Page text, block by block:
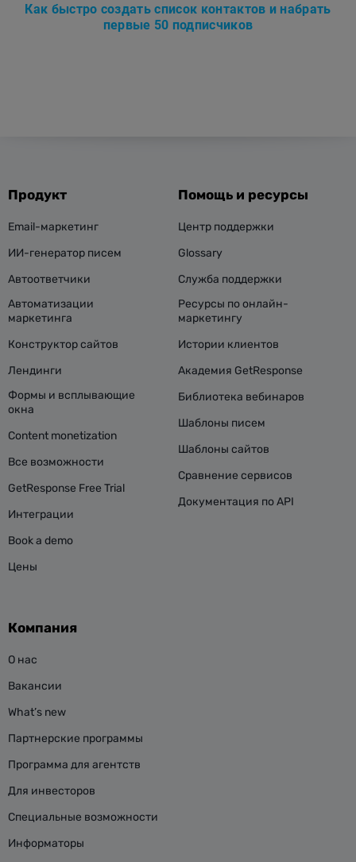
Как быстро создать список контактов и набрать
первые 50 подписчиков
Продукт
Email-маркетинг
ИИ-генератор писем
Автоответчики
Автоматизации
маркетинга
Конструктор сайтов
Лендинги
Формы и всплывающие
окна
Content monetization
Все возможности
GetResponse Free Trial
Интеграции
Book a demo
Цены
Помощь и ресурсы
Центр поддержки
Glossary
Служба поддержки
Ресурсы по онлайн-
маркетингу
Истории клиентов
Академия GetResponse
Библиотека вебинаров
Шаблоны писем
Шаблоны сайтов
Сравнение сервисов
Документация по API
Компания
О нас
Вакансии
What’s new
Партнерские программы
Программа для агентств
Для инвесторов
Специальные возможности
Информаторы